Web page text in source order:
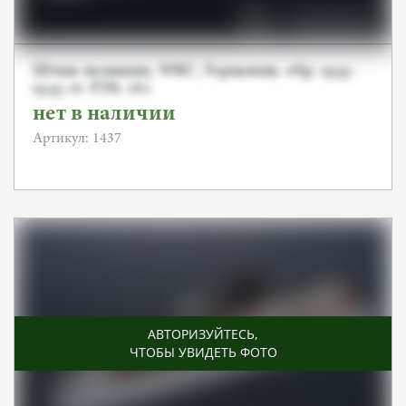
Штык полиции, WKC, Германия, обр. 1933-
1945 гг. P.Hi. 162
нет в наличии
Артикул: 1437
АВТОРИЗУЙТЕСЬ,
ЧТОБЫ УВИДЕТЬ ФОТО